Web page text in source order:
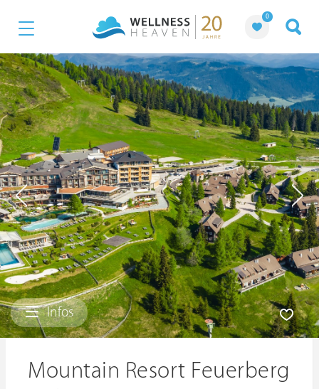
0
Infos
Mountain Resort Feuerberg